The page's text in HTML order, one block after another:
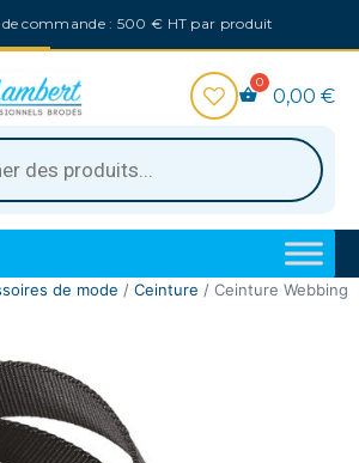
commande : 500 € HT par produit
0,00 €
de mode / Ceinture / Ceinture Webbing